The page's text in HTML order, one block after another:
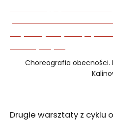
Choreografia obecności.
Drugie warsztaty z cyklu